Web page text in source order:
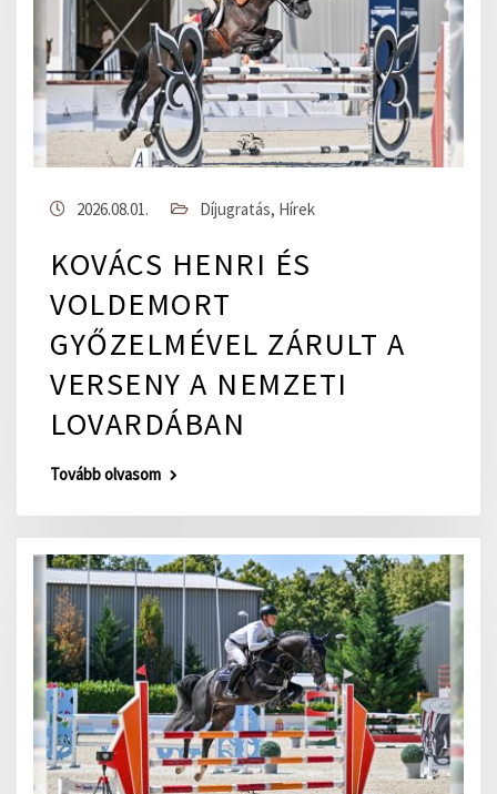
2026.08.01. Díjugratás, Hírek
KOVÁCS HENRI ÉS
VOLDEMORT
GYŐZELMÉVEL ZÁRULT A
VERSENY A NEMZETI
LOVARDÁBAN
Tovább olvasom